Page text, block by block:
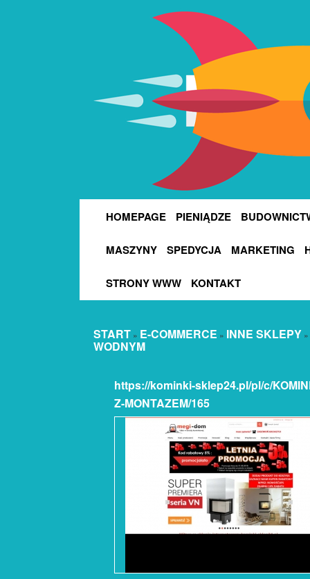
HOMEPAGE PIENIĄDZE
MASZYNY SPEDYCJA MARKETING
STRONY WWW KONTAKT
START » E-COMMERCE » INNE SKLEPY »
WODNYM
https://kominki-sklep24.pl/pl/c/
Z-MONTAZEM/165